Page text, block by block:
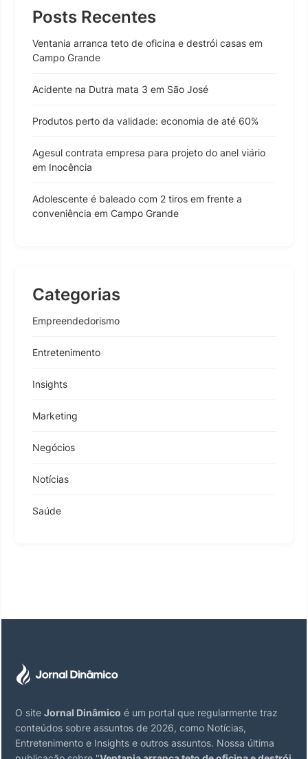
Posts Recentes
Ventania arranca teto de oficina e destrói casas em
Campo Grande
Acidente na Dutra mata 3 em São José
Produtos perto da validade: economia de até 60%
Agesul contrata empresa para projeto do anel viário
em Inocência
Adolescente é baleado com 2 tiros em frente a
conveniência em Campo Grande
Categorias
Empreendedorismo
Entretenimento
Insights
Marketing
Negócios
Notícias
Saúde
O site Jornal Dinâmico é um portal que regularmente traz
conteúdos sobre assuntos de 2026, como Notícias,
Entretenimento e Insights e outros assuntos. Nossa última